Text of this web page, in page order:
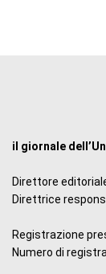
il giornale
Direttore
Direttrice
Registrazione
Numero di